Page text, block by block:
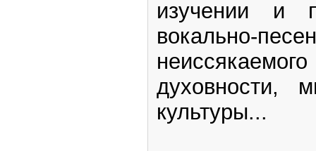
изучении и
вокально-
духовности,
культуры...